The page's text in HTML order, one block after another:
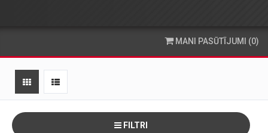
PIEGĀDE
KONTAKTINFORMĀCIJA
MANI PASŪTĪJUMI (0)
FILTRI